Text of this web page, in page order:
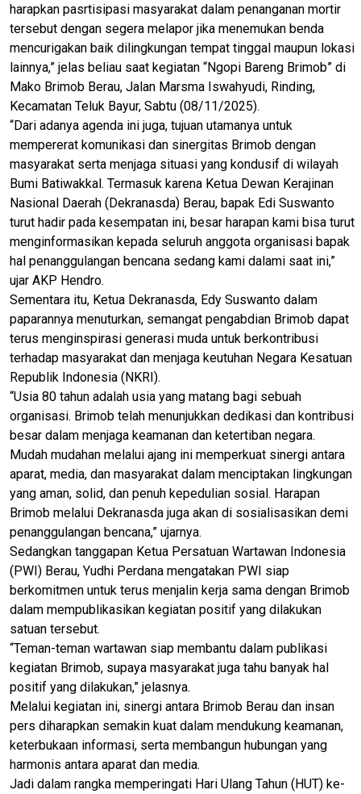
harapkan pasrtisipasi masyarakat dalam penanganan mortir
tersebut dengan segera melapor jika menemukan benda
mencurigakan baik dilingkungan tempat tinggal maupun lokasi
lainnya,” jelas beliau saat kegiatan “Ngopi Bareng Brimob” di
Mako Brimob Berau, Jalan Marsma Iswahyudi, Rinding,
Kecamatan Teluk Bayur, Sabtu (08/11/2025).
“Dari adanya agenda ini juga, tujuan utamanya untuk
mempererat komunikasi dan sinergitas Brimob dengan
masyarakat serta menjaga situasi yang kondusif di wilayah
Bumi Batiwakkal. Termasuk karena Ketua Dewan Kerajinan
Nasional Daerah (Dekranasda) Berau, bapak Edi Suswanto
turut hadir pada kesempatan ini, besar harapan kami bisa turut
menginformasikan kepada seluruh anggota organisasi bapak
hal penanggulangan bencana sedang kami dalami saat ini,”
ujar AKP Hendro.
Sementara itu, Ketua Dekranasda, Edy Suswanto dalam
paparannya menuturkan, semangat pengabdian Brimob dapat
terus menginspirasi generasi muda untuk berkontribusi
terhadap masyarakat dan menjaga keutuhan Negara Kesatuan
Republik Indonesia (NKRI).
“Usia 80 tahun adalah usia yang matang bagi sebuah
organisasi. Brimob telah menunjukkan dedikasi dan kontribusi
besar dalam menjaga keamanan dan ketertiban negara.
Mudah mudahan melalui ajang ini memperkuat sinergi antara
aparat, media, dan masyarakat dalam menciptakan lingkungan
yang aman, solid, dan penuh kepedulian sosial. Harapan
Brimob melalui Dekranasda juga akan di sosialisasikan demi
penanggulangan bencana,” ujarnya.
Sedangkan tanggapan Ketua Persatuan Wartawan Indonesia
(PWI) Berau, Yudhi Perdana mengatakan PWI siap
berkomitmen untuk terus menjalin kerja sama dengan Brimob
dalam mempublikasikan kegiatan positif yang dilakukan
satuan tersebut.
“Teman-teman wartawan siap membantu dalam publikasi
kegiatan Brimob, supaya masyarakat juga tahu banyak hal
positif yang dilakukan,” jelasnya.
Melalui kegiatan ini, sinergi antara Brimob Berau dan insan
pers diharapkan semakin kuat dalam mendukung keamanan,
keterbukaan informasi, serta membangun hubungan yang
harmonis antara aparat dan media.
Jadi dalam rangka memperingati Hari Ulang Tahun (HUT) ke-